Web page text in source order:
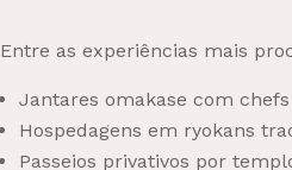
Entre as experiências mais
Jantares omakase com
Hospedagens em ryokans
Passeios privativos por